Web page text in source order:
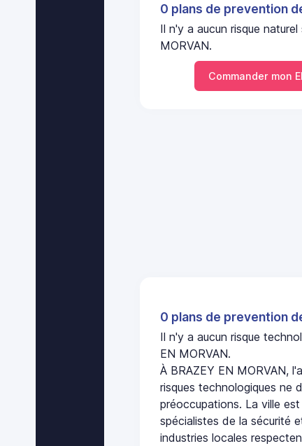
0 plans de prevention
Il n'y a aucun risque
MORVAN.
Commander mon
0 plans de prevention
Il n'y a aucun risque
EN MORVAN.
À BRAZEY EN MORVAN,
risques technologiques ne
préoccupations. La ville
spécialistes de la sécurité
industries locales